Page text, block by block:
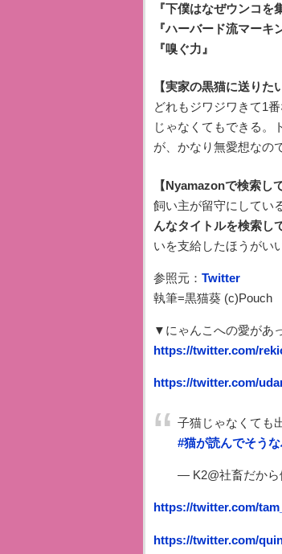
『下僕はなぜウンコを
『ハーバード流マーキ
『嗅ぐ力』
【実家の黒猫に送りた
どれもジワジワきて1
じゃなくてもできる。
が、かなり無愛想なの
【Nyamazonで検索し
飼い主が留守にしてい
んなタイトルを検索し
いを支給したほうがい
参照元： Twitter
執筆=黒猫葵 (c)Pouch
▼にゃんこへの愛があ
https://twitter.com/
https://twitter.com/
子猫じゃなくても
#猫が読んでそう
— K2@社畜だから
https://twitter.com/
https://twitter.com/